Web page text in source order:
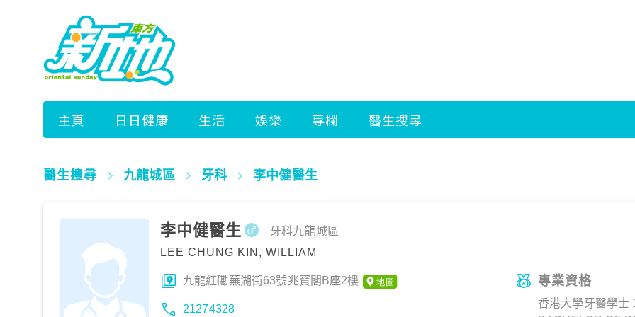
醫生搜尋 九龍城區 牙科 李中健醫生
李中健醫生
LEE CHUNG KIN, WILLIAM
牙科九龍城區
九龍紅磡蕪湖街63號兆寶閣B座2樓
21274328
專業資格
香港大學牙醫學士